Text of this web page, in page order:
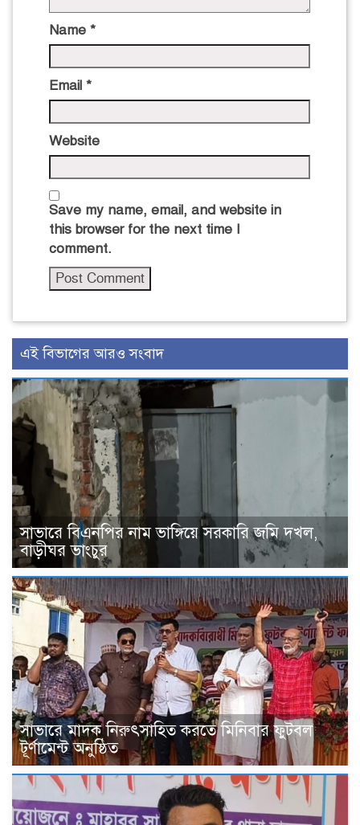
Name *
Email *
Website
Save my name, email, and website in
this browser for the next time I
comment.
এই বিভাগের আরও সংবাদ
সাভারে বিএনপির নাম ভাঙ্গিয়ে সরকারি জমি দখল,
বাড়ীঘর ভাংচুর
সাভারে মাদক নিরুৎসাহিত করতে মিনিবার ফুটবল
টূর্ণামেন্ট অনুষ্ঠিত